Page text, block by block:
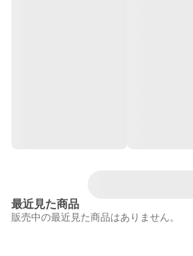
最近見た商品
販売中の最近見た商品はありません。